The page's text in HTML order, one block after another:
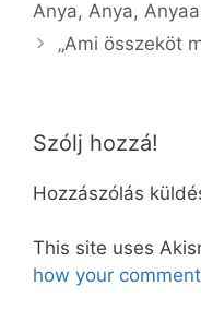
Anya, Anya,
„Ami összeköt
Szólj hozzá!
Hozzászólás
This site uses
how your